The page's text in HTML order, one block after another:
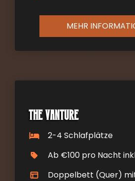
MEHR
The Vanture
2-4 Schlafplätze
Ab €100 pro Nacht
Doppelbett (Quer)